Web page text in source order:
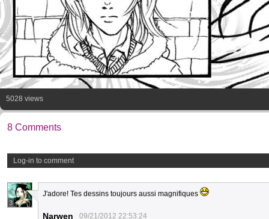
5028 views
8 Comments
Log-in to comment
3
J'adore! Tes dessins toujours aussi magnifiques
Narwen 09/21/2012 22:53:24